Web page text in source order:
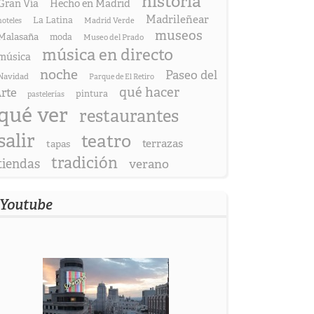
Vía Hecho en Madrid
La Latina Madrid Verde Madrileñear
moda Museo del Prado museos
música en directo
noche Parque de El Retiro
Paseo del
pastelerías pintura qué hacer
ver restaurantes
tapas teatro terrazas
tradición verano
Youtube